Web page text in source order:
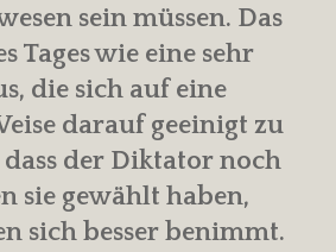
sein müssen. Das
Tages wie eine sehr
die sich auf eine
darauf geeinigt zu
der Diktator noch
sie gewählt haben,
sich besser benimmt.